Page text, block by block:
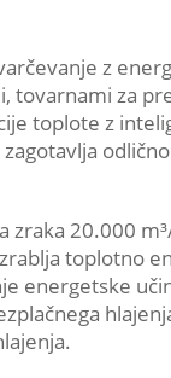
z
tovarnami za
toplote z
20.000
toplotno
energetske